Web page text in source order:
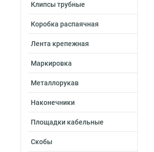
Клипсы трубные
Коробка распаячная
Лента крепежная
Маркировка
Металлорукав
Наконечники
Площадки кабельные
Скобы